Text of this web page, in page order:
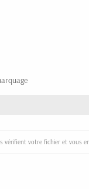
vérifient votre fichier et vous